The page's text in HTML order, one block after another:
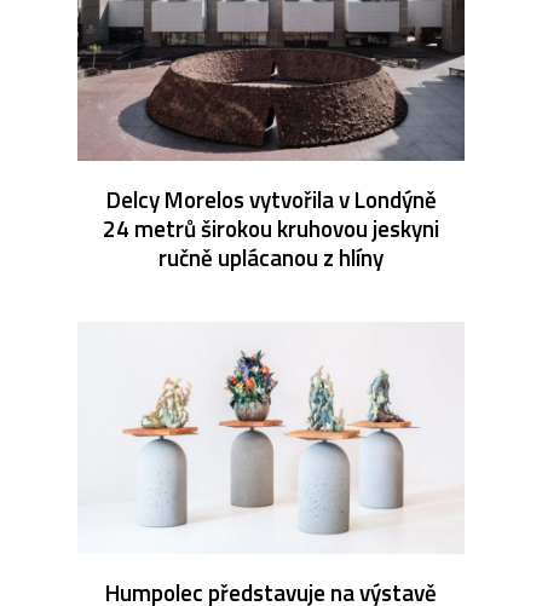
Delcy Morelos vytvořila v Londýně
24 metrů širokou kruhovou jeskyni
ručně uplácanou z hlíny
Humpolec představuje na výstavě